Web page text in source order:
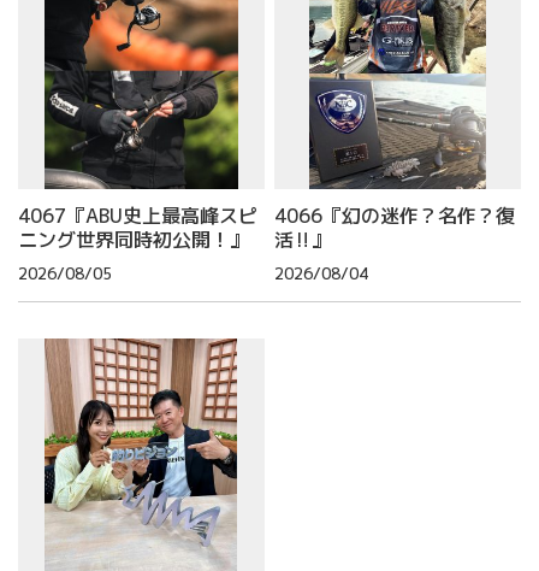
4067『ABU史上最高峰スピ
ニング世界同時初公開！』
2026/08/05
4066『幻の迷作？名作？復
活‼』
2026/08/04